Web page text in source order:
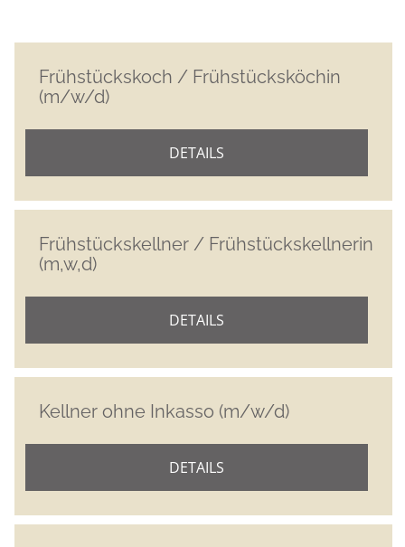
Frühstückskoch / Frühstücksköchin
(m/w/d)
DETAILS
Frühstückskellner / Frühstückskellnerin
(m,w,d)
DETAILS
Kellner ohne Inkasso (m/w/d)
DETAILS